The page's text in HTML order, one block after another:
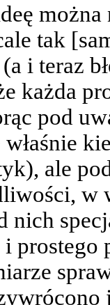
tak
i teraz
każda
pod
ale
w
nich